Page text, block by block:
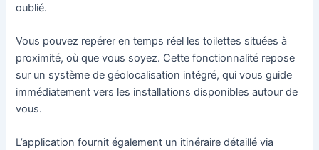
oublié.
Vous pouvez repérer en temps réel les toilettes situées à
proximité, où que vous soyez. Cette fonctionnalité repose
sur un système de géolocalisation intégré, qui vous guide
immédiatement vers les installations disponibles autour de
vous.
L’application fournit également un itinéraire détaillé via